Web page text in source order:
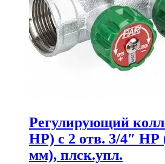
Регулирующий
НР) с 2 отв. 3/4″ НР
мм), плск.упл.